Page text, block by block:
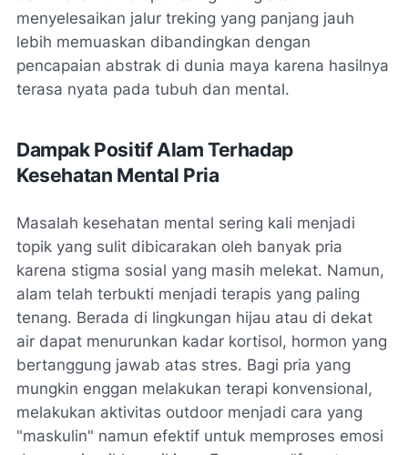
menyelesaikan jalur treking yang panjang jauh
lebih memuaskan dibandingkan dengan
pencapaian abstrak di dunia maya karena hasilnya
terasa nyata pada tubuh dan mental.
Dampak Positif Alam Terhadap
Kesehatan Mental Pria
Masalah kesehatan mental sering kali menjadi
topik yang sulit dibicarakan oleh banyak pria
karena stigma sosial yang masih melekat. Namun,
alam telah terbukti menjadi terapis yang paling
tenang. Berada di lingkungan hijau atau di dekat
air dapat menurunkan kadar kortisol, hormon yang
bertanggung jawab atas stres. Bagi pria yang
mungkin enggan melakukan terapi konvensional,
melakukan aktivitas outdoor menjadi cara yang
"maskulin" namun efektif untuk memproses emosi